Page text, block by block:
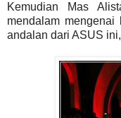
Kemudian Mas
mendalam
andalan dari ASUS